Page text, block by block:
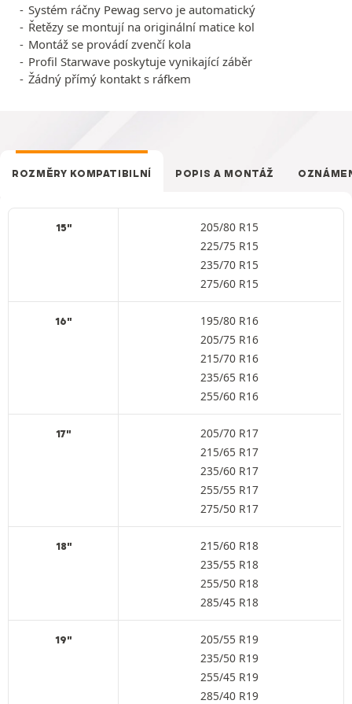
Systém ráčny Pewag servo je automatický
Řetězy se montují na originální matice kol
Montáž se provádí zvenčí kola
Profil Starwave poskytuje vynikající záběr
Žádný přímý kontakt s ráfkem
ROZMĚRY KOMPATIBILNÍ POPIS A MONTÁŽ
15"
205/80 R15
225/75 R15
235/70 R15
275/60 R15
16"
195/80 R16
205/75 R16
215/70 R16
235/65 R16
255/60 R16
17"
205/70 R17
215/65 R17
235/60 R17
255/55 R17
275/50 R17
18"
215/60 R18
235/55 R18
255/50 R18
285/45 R18
19"
205/55 R19
235/50 R19
255/45 R19
285/40 R19